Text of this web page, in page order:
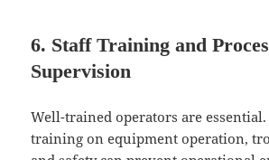
6. Staff Training and
Supervision
Well-trained operators are
training on equipment operation,